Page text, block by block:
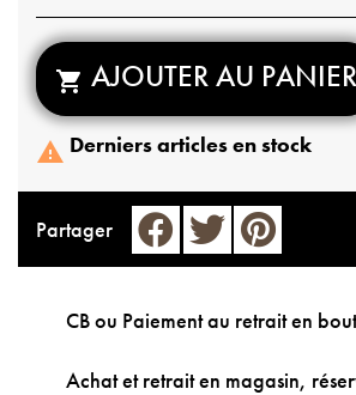
 AJOUTER AU PANIER
 Derniers articles en stock
Partager
CB ou Paiement au retrait en
Achat et retrait en magasin,